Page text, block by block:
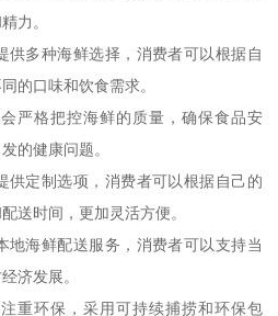
力。
供多种海鲜选择，消费者可以根据自
的口味和饮食需求。
严格把控海鲜的质量，确保食品安
的健康问题。
供定制选项，消费者可以根据自己的
送时间，更加灵活方便。
地海鲜配送服务，消费者可以支持当
济发展。
重环保，采用可持续捕捞和环保包